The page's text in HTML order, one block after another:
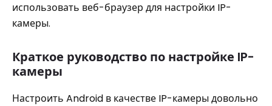
использовать веб-браузер для настройки IP-
камеры.
Краткое руководство по настройке IP-
камеры
Настроить Android в качестве IP-камеры довольно